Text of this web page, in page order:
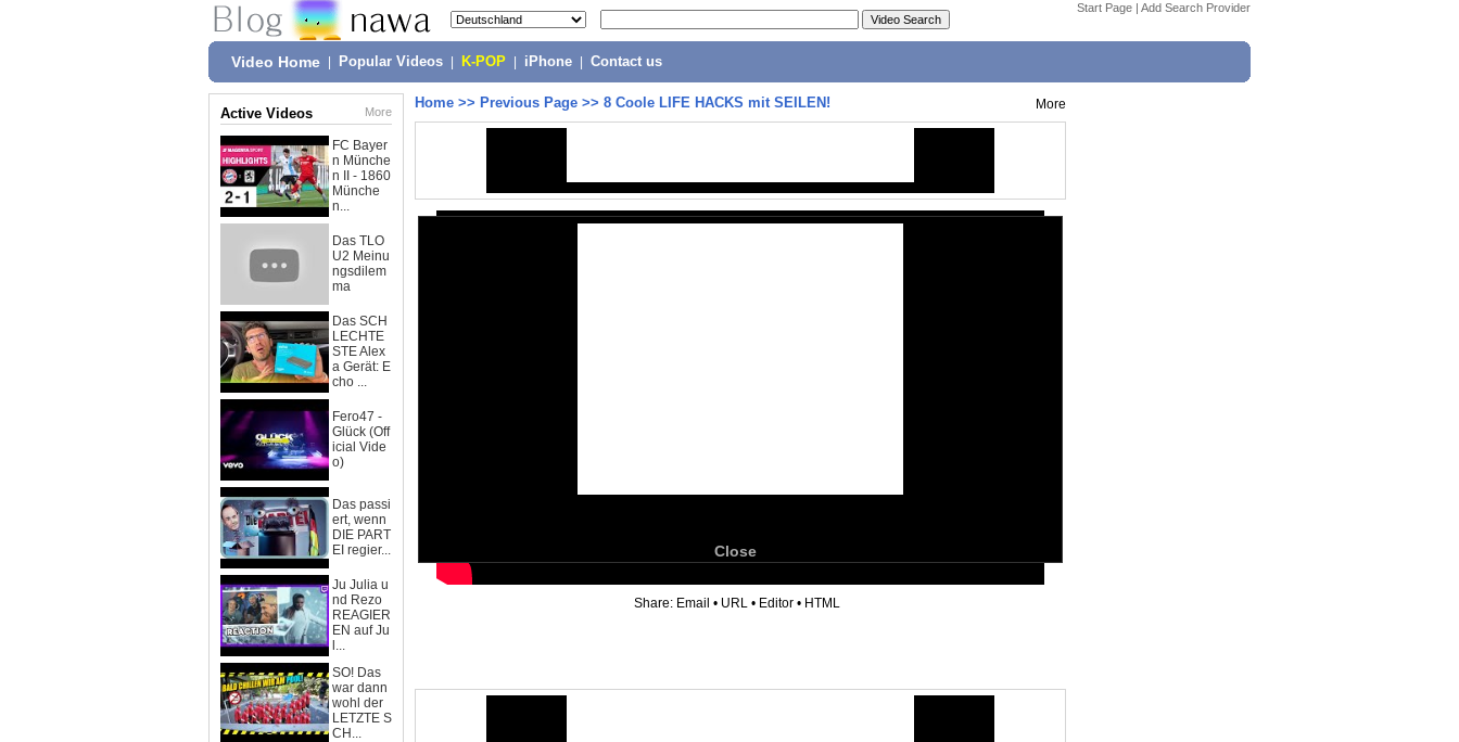
Start Page | Add Search Provider
Video Home Popular Videos K-POP iPhone Contact us
Active Videos More
FC Bayer
n Münche
n II - 1860
Münche
n...
Das TLO
U2 Meinu
ngsdilem
ma
Das SCH
LECHTE
STE Alex
a Gerät: E
cho ...
Fero47 -
Glück (Off
icial Vide
o)
Das passi
ert, wenn
DIE PART
EI regier...
Ju Julia u
nd Rezo
REAGIER
EN auf Ju
l...
SO! Das
war dann
wohl der
LETZTE S
CH...
Home >> Previous Page >> 8 Coole LIFE HACKS mit SEILEN! More
Close
Share: Email • URL • Editor • HTML